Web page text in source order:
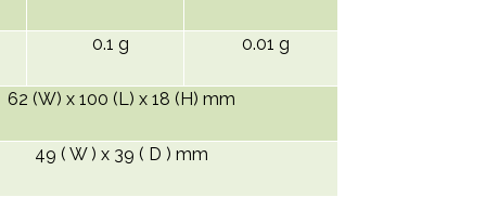
0.1 g 0.01 g
62 (W) x 100 (L) x 18 (H) mm
49 ( W ) x 39 ( D ) mm